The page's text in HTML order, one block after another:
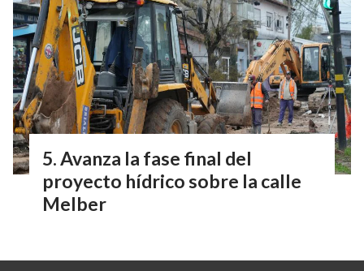
Avanza la fase final del
proyecto hídrico sobre la calle
Melber